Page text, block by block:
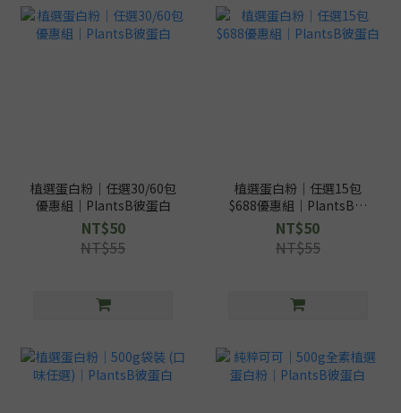
植選蛋白粉｜任選30/60包
優惠組｜PlantsB彼蛋白
NT$50
NT$55
植選蛋白粉｜任選15包
$688優惠組｜PlantsB彼
蛋白
NT$50
NT$55